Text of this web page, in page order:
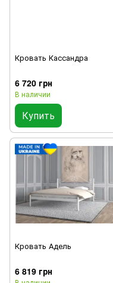
Кровать Кассандра
6 720 грн
В наличии
Купить
Кровать Адель
6 819 грн